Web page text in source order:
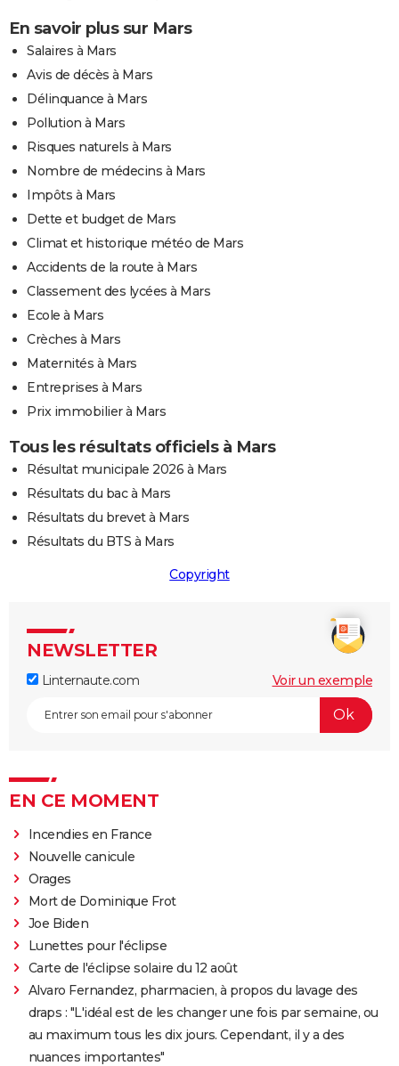
En savoir plus sur Mars
Salaires à Mars
Avis de décès à Mars
Délinquance à Mars
Pollution à Mars
Risques naturels à Mars
Nombre de médecins à Mars
Impôts à Mars
Dette et budget de Mars
Climat et historique météo de Mars
Accidents de la route à Mars
Classement des lycées à Mars
Ecole à Mars
Crèches à Mars
Maternités à Mars
Entreprises à Mars
Prix immobilier à Mars
Tous les résultats officiels à Mars
Résultat municipale 2026 à Mars
Résultats du bac à Mars
Résultats du brevet à Mars
Résultats du BTS à Mars
Copyright
NEWSLETTER
Linternaute.com Voir un exemple
EN CE MOMENT
Incendies en France
Nouvelle canicule
Orages
Mort de Dominique Frot
Joe Biden
Lunettes pour l'éclipse
Carte de l'éclipse solaire du 12 août
Alvaro Fernandez, pharmacien, à propos du lavage des
draps : "L'idéal est de les changer une fois par semaine, ou
au maximum tous les dix jours. Cependant, il y a des
nuances importantes"